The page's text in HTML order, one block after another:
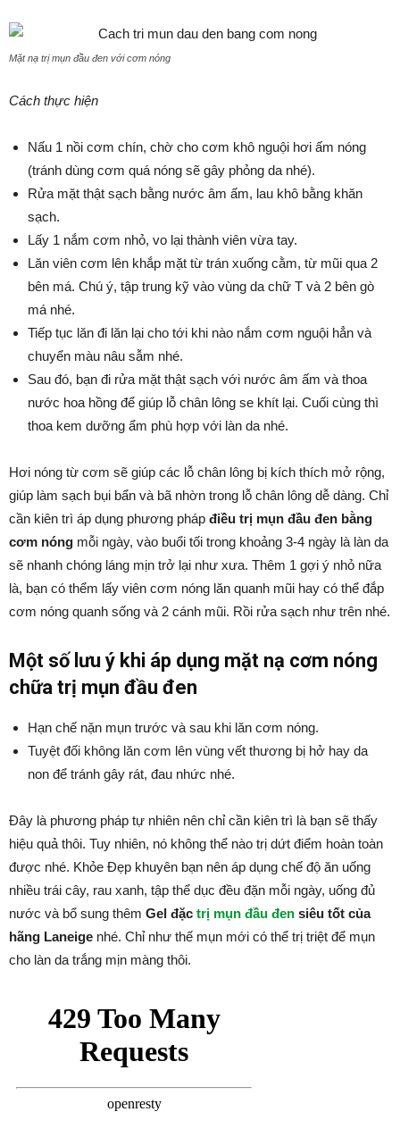
Mặt nạ trị mụn đầu đen với cơm nóng
Cách thực hiện
Nấu 1 nồi cơm chín, chờ cho cơm khô nguội hơi ấm nóng
(tránh dùng cơm quá nóng sẽ gây phỏng da nhé).
Rửa mặt thật sạch bằng nước âm ấm, lau khô bằng khăn
sạch.
Lấy 1 nắm cơm nhỏ, vo lại thành viên vừa tay.
Lăn viên cơm lên khắp mặt từ trán xuống cằm, từ mũi qua 2
bên má. Chú ý, tập trung kỹ vào vùng da chữ T và 2 bên gò
má nhé.
Tiếp tục lăn đi lăn lại cho tới khi nào nắm cơm nguội hẳn và
chuyển màu nâu sẫm nhé.
Sau đó, bạn đi rửa mặt thật sạch với nước âm ấm và thoa
nước hoa hồng để giúp lỗ chân lông se khít lại. Cuối cùng thì
thoa kem dưỡng ẩm phù hợp với làn da nhé.
Hơi nóng từ cơm sẽ giúp các lỗ chân lông bị kích thích mở rộng,
giúp làm sạch bụi bẩn và bã nhờn trong lỗ chân lông dễ dàng. Chỉ
cần kiên trì áp dụng phương pháp điều trị mụn đầu đen bằng
cơm nóng mỗi ngày, vào buổi tối trong khoảng 3-4 ngày là làn da
sẽ nhanh chóng láng mịn trở lại như xưa. Thêm 1 gợi ý nhỏ nữa
là, bạn có thểm lấy viên cơm nóng lăn quanh mũi hay có thể đắp
cơm nóng quanh sống và 2 cánh mũi. Rồi rửa sạch như trên nhé.
Một số lưu ý khi áp dụng mặt nạ cơm nóng
chữa trị mụn đầu đen
Hạn chế nặn mụn trước và sau khi lăn cơm nóng.
Tuyệt đối không lăn cơm lên vùng vết thương bị hở hay da
non để tránh gây rát, đau nhức nhé.
Đây là phương pháp tự nhiên nên chỉ cần kiên trì là bạn sẽ thấy
hiệu quả thôi. Tuy nhiên, nó không thể nào trị dứt điểm hoàn toàn
được nhé. Khỏe Đẹp khuyên bạn nên áp dụng chế độ ăn uống
nhiều trái cây, rau xanh, tập thể dục đều đặn mỗi ngày, uống đủ
nước và bổ sung thêm Gel đặc trị mụn đầu đen siêu tốt của
hãng Laneige nhé. Chỉ như thế mụn mới có thể trị triệt để mụn
cho làn da trắng mịn màng thôi.